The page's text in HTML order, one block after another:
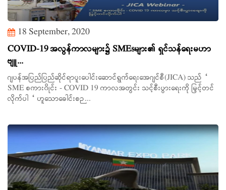
18 September, 2020
COVID-19 အလွန်ကာလများ၌ SMEsများ၏ ရှင်သန်ရေးမဟာ
ဗျူ...
ဂျပန်အပြည်ပြည်ဆိုင်ရာပူးပေါင်းဆောင်ရွက်ရေးအေဂျင်စီ(JICA) သည် “
SME စကား၀ိုင်း - COVID 19 ကာလအတွင်း သင့်စီးပွားရေးကို မြှင့်တင်
လိုက်ပါ “ ဟူသောခေါင်းစဉ...